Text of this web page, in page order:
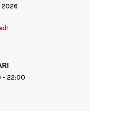
2026
- 22:00